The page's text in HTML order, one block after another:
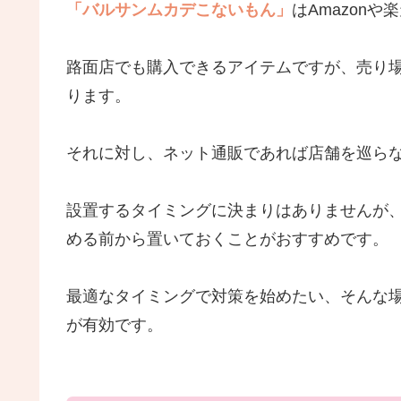
「バルサンムカデこないもん」 はAmazonや
路面店でも購入できるアイテムですが、売り
ります。
それに対し、ネット通販であれば店舗を巡ら
設置するタイミングに決まりはありませんが
める前から置いておくことがおすすめです。
最適なタイミングで対策を始めたい、そんな
が有効です。